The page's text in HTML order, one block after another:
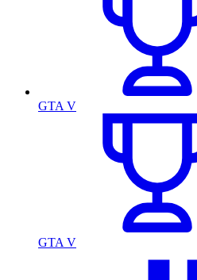
GTA V
GTA V